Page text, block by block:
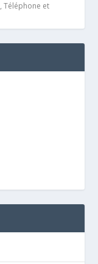
,Téléphone et